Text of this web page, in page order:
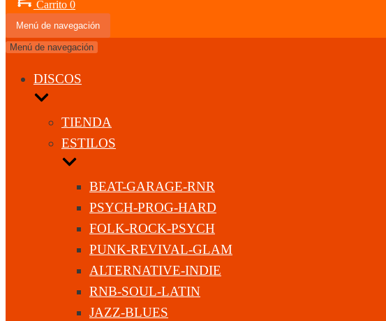
Carrito 0
Menú de navegación
Menú de navegación
DISCOS
TIENDA
ESTILOS
BEAT-GARAGE-RNR
PSYCH-PROG-HARD
FOLK-ROCK-PSYCH
PUNK-REVIVAL-GLAM
ALTERNATIVE-INDIE
RNB-SOUL-LATIN
JAZZ-BLUES